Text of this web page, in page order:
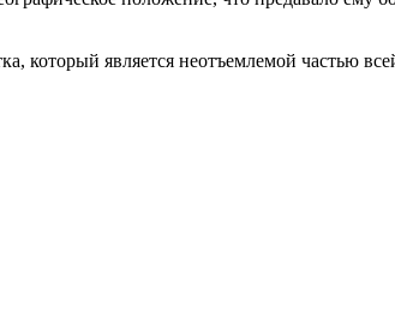
который является неотъемлемой частью